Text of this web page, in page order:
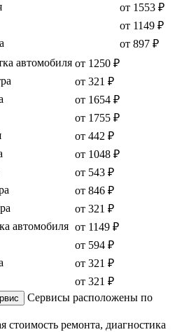
от 1553 ₽
от 1149 ₽
от 897 ₽
автомобиля от 1250 ₽
от 321 ₽
от 1654 ₽
от 1755 ₽
от 442 ₽
от 1048 ₽
от 543 ₽
от 846 ₽
от 321 ₽
автомобиля от 1149 ₽
от 594 ₽
от 321 ₽
от 321 ₽
Сервисы расположены по
стоимость ремонта, диагностика